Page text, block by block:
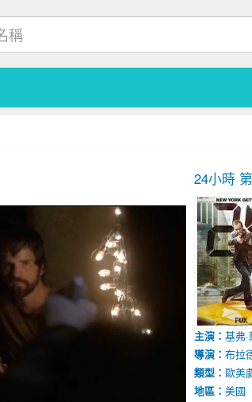
24小時
主演： 基弗
導演： 布拉
類型： 歐美
地區： 美國